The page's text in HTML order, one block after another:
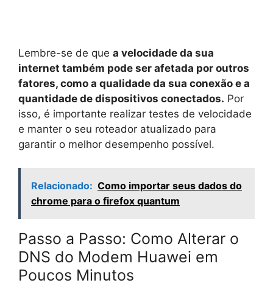
Lembre-se de que a velocidade da sua
internet também pode ser afetada por outros
fatores, como a qualidade da sua conexão e a
quantidade de dispositivos conectados. Por
isso, é importante realizar testes de velocidade
e manter o seu roteador atualizado para
garantir o melhor desempenho possível.
Relacionado: Como importar seus dados do
chrome para o firefox quantum
Passo a Passo: Como Alterar o
DNS do Modem Huawei em
Poucos Minutos